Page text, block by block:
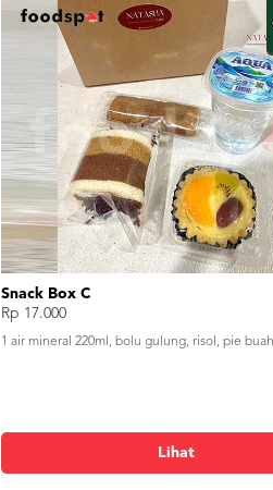
Snack Box C
Rp 17.000
1 air mineral 220ml, bolu gulung, risol, pie buah
Lihat